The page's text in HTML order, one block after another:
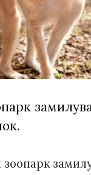
2026
переглядів
зоопарк